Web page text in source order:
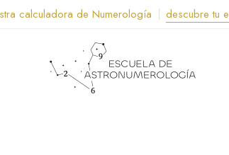
calculadora de Numerología descubre tu